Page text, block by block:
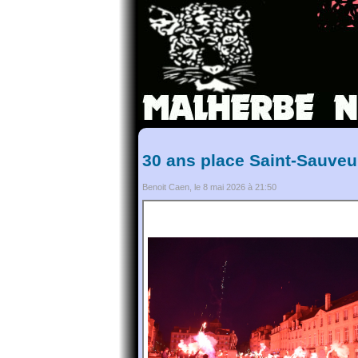
30 ans place Saint-
Benoit Caen, le 8 mai 2026 à 21:50